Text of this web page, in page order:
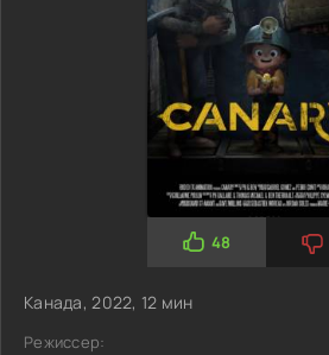
48
Канада, 2022, 12 мин
Режиссер: